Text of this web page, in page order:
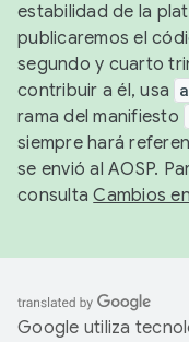
estabilidad de la
publicaremos el
segundo y cuarto
contribuir a él, usa
rama del manifiesto
siempre hará
se envió al AOSP.
consultaCambios
Google utiliza